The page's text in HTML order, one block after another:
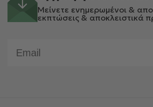
Μείνετε ενημερωμένοι &
εκπτώσεις & αποκλειστικά